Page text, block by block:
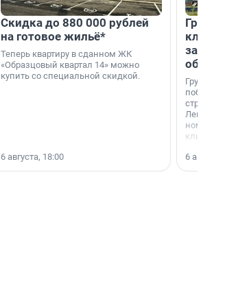
Скидка до 880 000 рублей
на готовое жильё*
Теперь квартиру в сданном ЖК
«Образцовый квартал 14» можно
купить со специальной скидкой.
6 августа, 18:00
Группа
области».
6